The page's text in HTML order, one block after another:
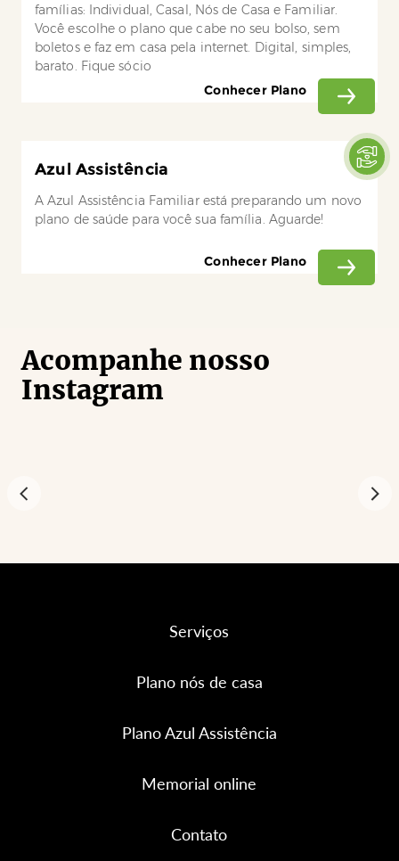
famílias: Individual, Casal, Nós de Casa e Familiar.
Você escolhe o plano que cabe no seu bolso, sem
boletos e faz em casa pela internet. Digital, simples,
barato. Fique sócio
Conhecer Plano
Azul Assistência
A Azul Assistência Familiar está preparando um novo
plano de saúde para você sua família. Aguarde!
Conhecer Plano
Acompanhe nosso
Instagram
Serviços
Plano nós de casa
Plano Azul Assistência
Memorial online
Contato